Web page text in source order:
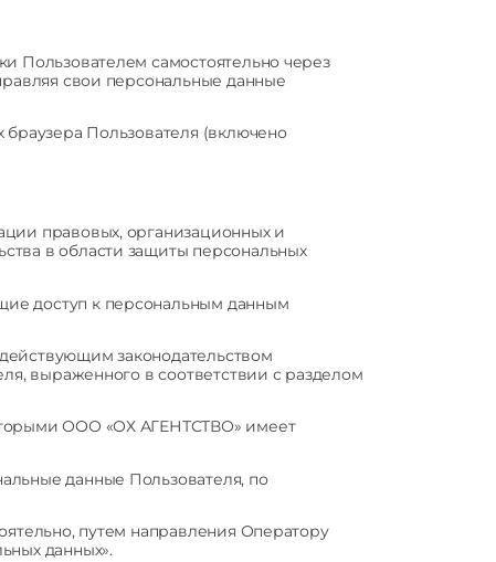
Пользователем самостоятельно через
свои персональные данные
Пользователя (включено
правовых, организационных и
в области защиты персональных
доступ к персональным данным
законодательством
выраженного в соответствии с разделом
ООО «ОХ АГЕНТСТВО» имеет
данные Пользователя, по
путем направления Оператору
данных».